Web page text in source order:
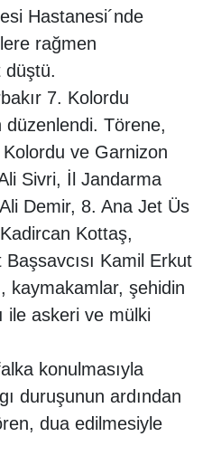
Hastanesi´nde
rağmen
düştü.
7. Kolordu
düzenlendi. Törene,
ve Garnizon
Sivri, İl Jandarma
Demir, 8. Ana Jet Üs
Kottaş,
Kamil Erkut
kaymakamlar, şehidin
ile askeri ve mülki
konulmasıyla
duruşunun ardından
dua edilmesiyle